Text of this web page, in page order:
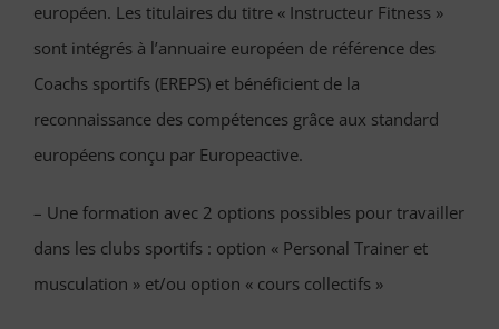
européen. Les titulaires du titre « Instructeur Fitness »
sont intégrés à l’annuaire européen de référence des
Coachs sportifs (EREPS) et bénéficient de la
reconnaissance des compétences grâce aux standard
européens conçu par Europeactive.
– Une formation avec 2 options possibles pour travailler
dans les clubs sportifs : option « Personal Trainer et
musculation » et/ou option « cours collectifs »